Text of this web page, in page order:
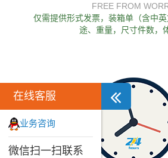
FREE FROM
仅需提供形式发票，装箱单（含中
途、重量，尺寸件数，
在线客服
业务咨询
微信扫一扫联系